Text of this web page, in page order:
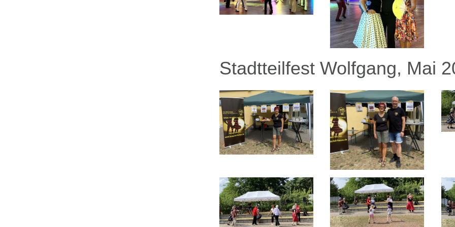
Stadtteilfest Wolfgang, Mai